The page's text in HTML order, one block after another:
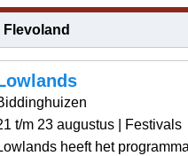
t/m 23 augustus | Festivals
heeft het